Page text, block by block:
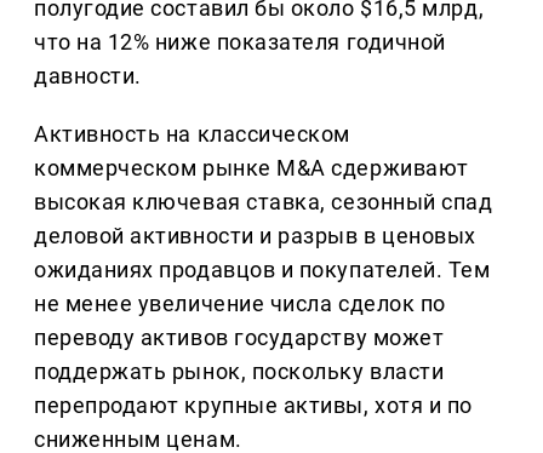
полугодие составил бы около $16,5 млрд,
что на 12% ниже показателя годичной
давности.
Активность на классическом
коммерческом рынке M&A сдерживают
высокая ключевая ставка, сезонный спад
деловой активности и разрыв в ценовых
ожиданиях продавцов и покупателей. Тем
не менее увеличение числа сделок по
переводу активов государству может
поддержать рынок, поскольку власти
перепродают крупные активы, хотя и по
сниженным ценам.